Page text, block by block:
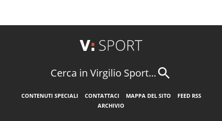
Cerca in Virgilio Sport...
CONTENUTI SPECIALI CONTATTACI MAPPA DEL SITO
FEED RSS
ARCHIVIO